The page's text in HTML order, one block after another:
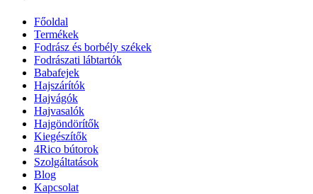
Főoldal
Termékek
Fodrász és borbély székek
Fodrászati lábtartók
Babafejek
Hajszárítók
Hajvágók
Hajvasalók
Hajgöndörítők
Kiegészítők
4Rico bútorok
Szolgáltatások
Blog
Kapcsolat